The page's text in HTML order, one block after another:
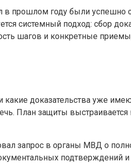
в прошлом году были
системный подход: сбор
шагов и конкретные
доказательства уже
План защиты
запрос в органы МВД о
подтверждений